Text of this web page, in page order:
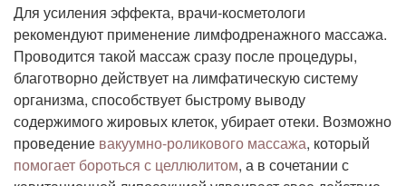
Для усиления эффекта, врачи-косметологи
рекомендуют применение лимфодренажного массажа.
Проводится такой массаж сразу после процедуры,
благотворно действует на лимфатическую систему
организма, способствует быстрому выводу
содержимого жировых клеток, убирает отеки. Возможно
проведение вакуумно-роликового массажа, который
помогает бороться с целлюлитом, а в сочетании с